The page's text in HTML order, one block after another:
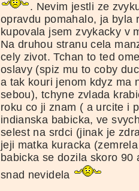
. Nevim jestli ze
opravdu pomahalo, ja byla
kupovala jsem zvykacky v
Na druhou stranu cela
cely zivot. Tchan to ted
oslavy (spiz mu to coby
a tak kouri jenom kdyz ma
sebou), tchyne zvlada
roku co ji znam ( a urcite i
indianska babicka, ve
selest na srdci (jinak je
jeji matka kuracka
babicka se dozila skoro 90
snad nevidela